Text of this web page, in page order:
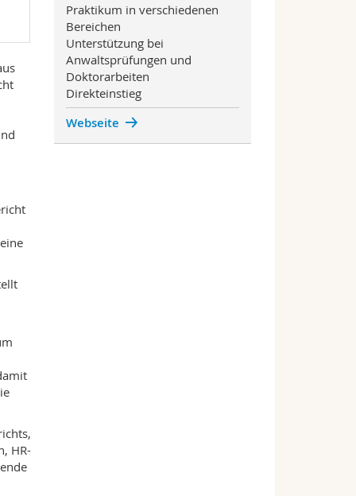
HR-
Praktikum in verschiedenen
Bereichen
Unterstützung bei
Anwaltsprüfungen und
Doktorarbeiten
Direkteinstieg
Webseite